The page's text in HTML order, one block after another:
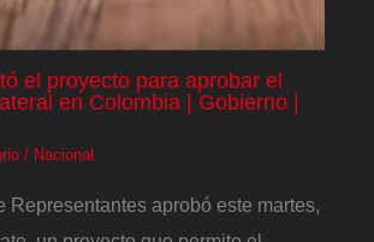
el proyecto para aprobar el
en Colombia | Gobierno |
/ Nacional
Representantes aprobó este martes,